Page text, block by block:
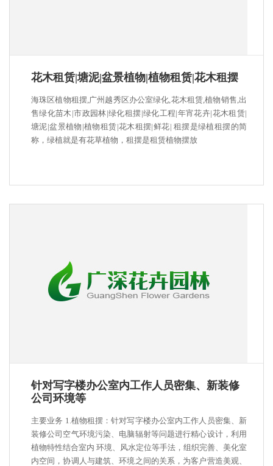
花木租赁|塘泥|盆景植物|植物租赁|花木租摆
海珠区植物租摆,广州越秀区办公室绿化,花木租赁,植物销售,出
售绿化苗木|市政园林|绿化租摆|绿化工程|年宵花卉|花木租赁|
塘泥|盆景植物|植物租赁|花木租摆|鲜花| 租摆是绿植租摆的简
称，绿植就是有花草植物，租摆是租赁植物摆放
针对写字楼办公室内工作人员密集、新装修
公司环境等
主要业务 1.植物租摆：针对写字楼办公室内工作人员密集、新
装修公司空气环境污染、电脑辐射等问题进行精心设计，利用
植物特性结合室内 环境、风水定位等手法，组织完善、美化室
内空间，协调人与建筑、环境之间的关系，为客户营造美观、